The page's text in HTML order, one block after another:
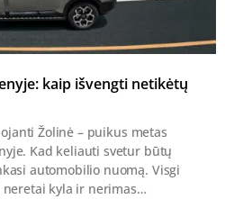
kaip išvengti netikėtų
Žolinė – puikus metas
Kad keliauti svetur būtų
automobilio nuomą. Visgi
kyla ir nerimas…